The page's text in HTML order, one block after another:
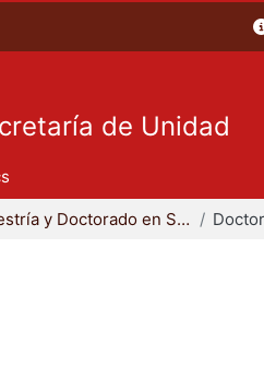
de Unidad
Maestría y Doctorado en Sociología